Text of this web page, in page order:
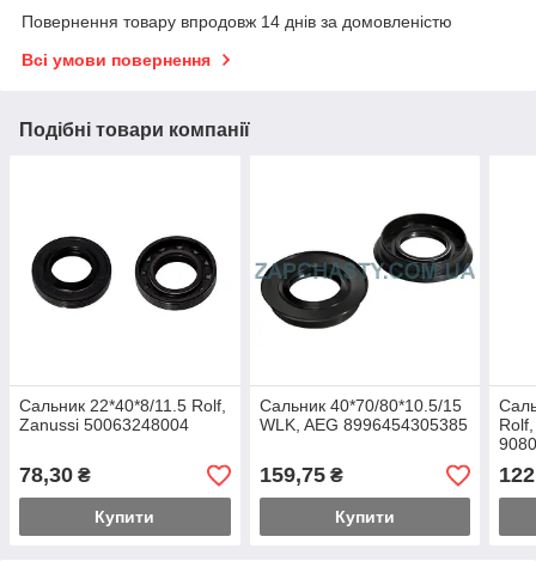
Повернення товару впродовж 14 днів за домовленістю
Всі умови повернення
Подібні товари компанії
Сальник 22*40*8/11.5 Rolf,
Zanussi 50063248004
78,30 ₴
Купити
Сальник 40*70/80*10.5/15
WLK, AEG 8996454305385
159,75₴
Купити